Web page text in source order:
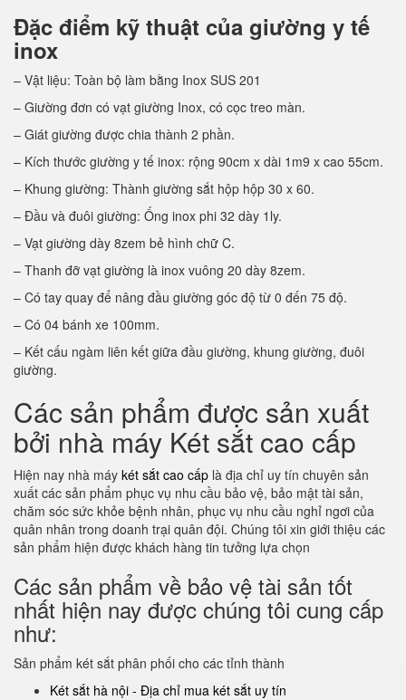
Đặc điểm kỹ thuật của giường y tế
inox
– Vật liệu: Toàn bộ làm bằng Inox SUS 201
– Giường đơn có vạt giường Inox, có cọc treo màn.
– Giát giường được chia thành 2 phần.
– Kích thước giường y tế inox: rộng 90cm x dài 1m9 x cao 55cm.
– Khung giường: Thành giường sắt hộp hộp 30 x 60.
– Đầu và đuôi giường: Ống inox phi 32 dày 1ly.
– Vạt giường dày 8zem bẻ hình chữ C.
– Thanh đỡ vạt giường là inox vuông 20 dày 8zem.
– Có tay quay để nâng đầu giường góc độ từ 0 đến 75 độ.
– Có 04 bánh xe 100mm.
– Kết cấu ngàm liên kết giữa đầu giường, khung giường, đuôi
giường.
Các sản phẩm được sản xuất
bởi nhà máy Két sắt cao cấp
Hiện nay nhà máy két sắt cao cấp là địa chỉ uy tín chuyên sản
xuất các sản phẩm phục vụ nhu cầu bảo vệ, bảo mật tài sản,
chăm sóc sức khỏe bệnh nhân, phục vụ nhu cầu nghỉ ngơi của
quân nhân trong doanh trại quân đội. Chúng tôi xin giới thiệu các
sản phẩm hiện được khách hàng tin tưởng lựa chọn
Các sản phẩm về bảo vệ tài sản tốt
nhất hiện nay được chúng tôi cung cấp
như:
Sản phẩm két sắt phân phối cho các tỉnh thành
Két sắt hà nội - Địa chỉ mua két sắt uy tín